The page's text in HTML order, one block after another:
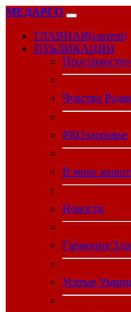
МЕДАРГО
ГЛАВНАЯ(current)
ПУБЛИКАЦИИ
Чувство
PROздоровье
В мире
Новости
Гармония
Усатые